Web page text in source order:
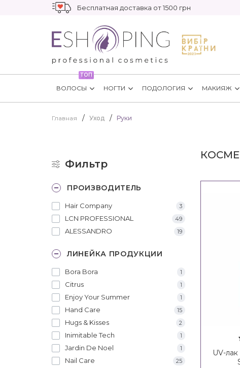
Бесплатная доставка от 1500 грн
ТОП
ВОЛОСЫ НОГТИ ПОДОЛОГИЯ МАКИЯЖ
Главная Уход Руки
Фильтр
ПРОИЗВОДИТЕЛЬ
Hair Company 3
LCN PROFESSIONAL 49
ALESSANDRO 19
ЛИНЕЙКА ПРОДУКЦИИ
Bora Bora 1
Citrus 1
Enjoy Your Summer 1
Hand Care 15
Hugs & Kisses 2
Inimitable Tech 1
Jardin De Noel 1
Nail Care 25
UV-